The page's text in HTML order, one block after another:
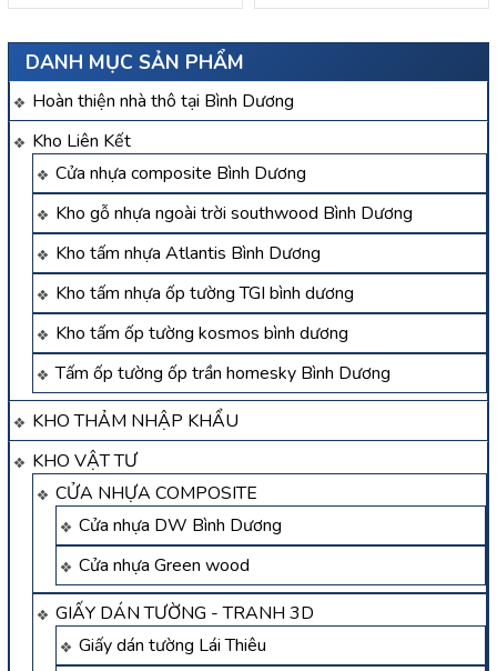
DANH MỤC SẢN PHẨM
Hoàn thiện nhà thô tại Bình Dương
Kho Liên Kết
Cửa nhựa composite Bình Dương
Kho gỗ nhựa ngoài trời southwood Bình Dương
Kho tấm nhựa Atlantis Bình Dương
Kho tấm nhựa ốp tường TGI bình dương
Kho tấm ốp tường kosmos bình dương
Tấm ốp tường ốp trần homesky Bình Dương
KHO THẢM NHẬP KHẨU
KHO VẬT TƯ
CỬA NHỰA COMPOSITE
Cửa nhựa DW Bình Dương
Cửa nhựa Green wood
GIẤY DÁN TƯỜNG - TRANH 3D
Giấy dán tường Lái Thiêu